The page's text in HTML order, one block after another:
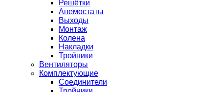
Решётки
Анемостаты
Выходы
Монтаж
Колена
Накладки
Тройники
Вентиляторы
Комплектующие
Соединители